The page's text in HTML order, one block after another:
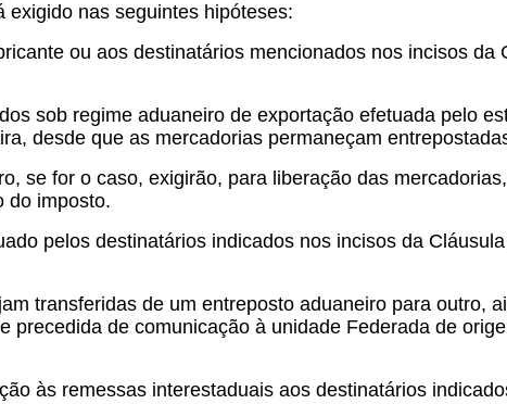
exigido nas seguintes hipóteses:
ou aos destinatários mencionados nos incisos
sob regime aduaneiro de exportação efetuada pelo
desde que as mercadorias permaneçam
se for o caso, exigirão, para liberação das
do imposto.
pelos destinatários indicados nos incisos da
transferidas de um entreposto aduaneiro para outro,
precedida de comunicação à unidade Federada de
às remessas interestaduais aos destinatários